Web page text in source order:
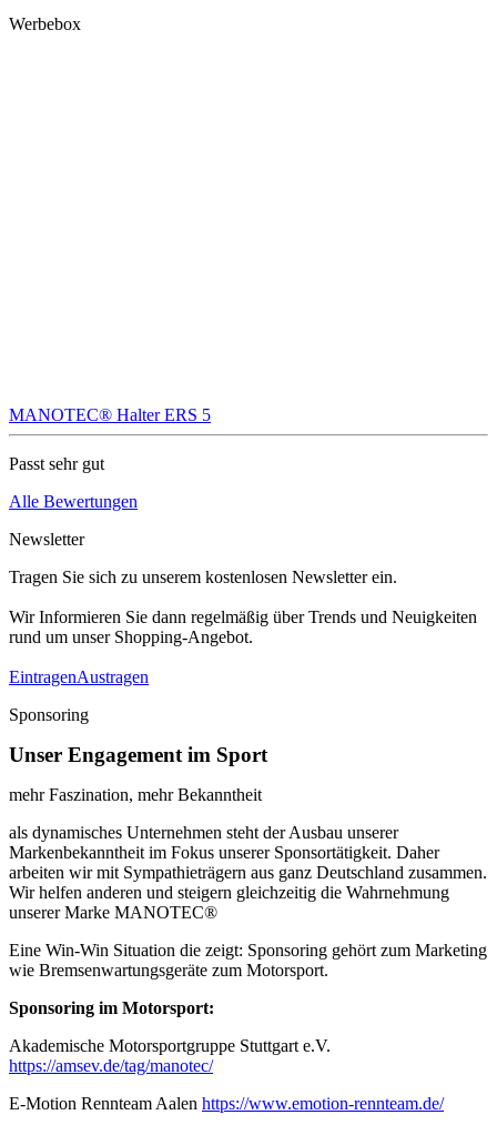
Werbebox
MANOTEC® Halter ERS 5
Passt sehr gut
Alle Bewertungen
Newsletter
Tragen Sie sich zu unserem kostenlosen Newsletter ein.
Wir Informieren Sie dann regelmäßig über Trends und Neuigkeiten
rund um unser Shopping-Angebot.
EintragenAustragen
Sponsoring
Unser Engagement im Sport
mehr Faszination, mehr Bekanntheit
als dynamisches Unternehmen steht der Ausbau unserer
Markenbekanntheit im Fokus unserer Sponsortätigkeit. Daher
arbeiten wir mit Sympathieträgern aus ganz Deutschland zusammen.
Wir helfen anderen und steigern gleichzeitig die Wahrnehmung
unserer Marke MANOTEC®
Eine Win-Win Situation die zeigt: Sponsoring gehört zum Marketing
wie Bremsenwartungsgeräte zum Motorsport.
Sponsoring im Motorsport:
Akademische Motorsportgruppe Stuttgart e.V.
https://amsev.de/tag/manotec/
E-Motion Rennteam Aalen https://www.emotion-rennteam.de/